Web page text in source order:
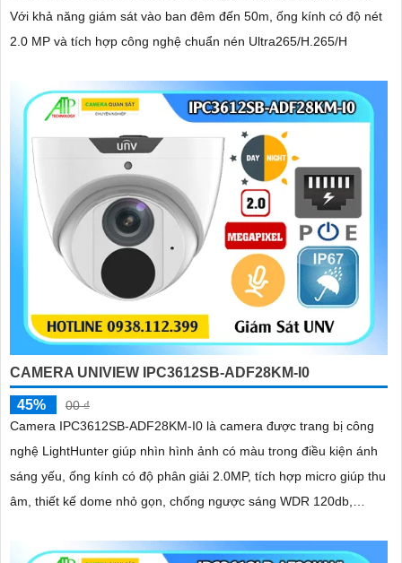
Với khả năng giám sát vào ban đêm đến 50m, ống kính có độ nét
2.0 MP và tích hợp công nghệ chuẩn nén Ultra265/H.265/H
CAMERA UNIVIEW IPC3612SB-ADF28KM-I0
45%
00 ₫
Camera IPC3612SB-ADF28KM-I0 là camera được trang bị công
nghệ LightHunter giúp nhìn hình ảnh có màu trong điều kiện ánh
sáng yếu, ống kính có độ phân giải 2.0MP, tích hợp micro giúp thu
âm, thiết kế dome nhỏ gọn, chống ngược sáng WDR 120db,